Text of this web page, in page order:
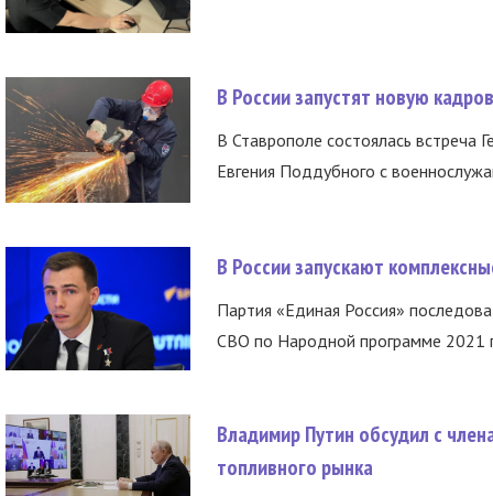
В России запустят новую
В Ставрополе состоялась встреча
Евгения Поддубного с
В России запускают
Партия «Единая Россия»
СВО по Народной программе 2021
Владимир Путин обсудил с
топливного рынка